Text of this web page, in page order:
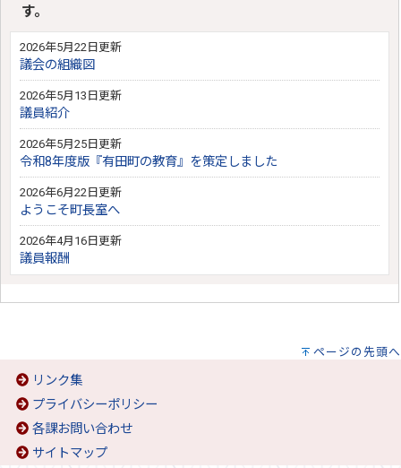
す。
2026年5月22日更新
議会の組織図
2026年5月13日更新
議員紹介
2026年5月25日更新
令和8年度版『有田町の教育』を策定しました
2026年6月22日更新
ようこそ町長室へ
2026年4月16日更新
議員報酬
ページの先頭へ
リンク集
プライバシーポリシー
各課お問い合わせ
サイトマップ